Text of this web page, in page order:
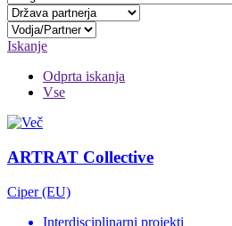
Iskanje
Odprta iskanja
Vse
ARTRAT Collective
Ciper (EU)
Interdisciplinarni projekti